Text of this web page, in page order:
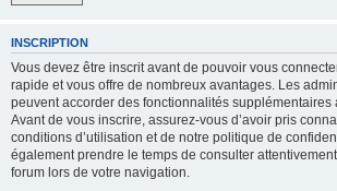
INSCRIPTION
Vous devez être inscrit avant de pouvoir vous
rapide et vous offre de nombreux avantages. Les
peuvent accorder des fonctionnalités supplémentaires
Avant de vous inscrire, assurez-vous d’avoir pris
conditions d’utilisation et de notre politique de
également prendre le temps de consulter
forum lors de votre navigation.